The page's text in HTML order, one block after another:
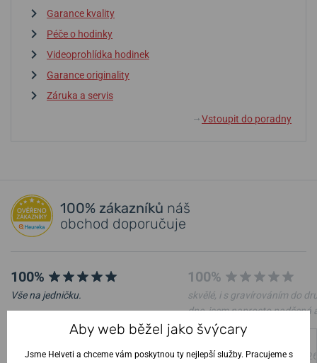
Garance kvality
Péče o hodinky
Videoprohlídka hodinek
Garance originality
Záruka a servis
↓ Vstoupit do poradny
100% zákazníků náš
obchod doporučuje
100%
Vše na jedničku.
Ověřený zákazník • 6. 8. 2026
100%
skvělé, i s gravírováním do
dne, jsem naprosto nadšená
manžel z hodinek též
Ověřený zákazník•4. 8.
Aby web běžel jako švýcary
Jsme Helveti a chceme vám poskytnou ty nejlepší služby. Pracujeme s